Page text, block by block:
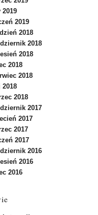
2019
2019
2018
2018
2018
2018
2018
2018
2018
2017
2017
2017
2017
2016
2016
2016